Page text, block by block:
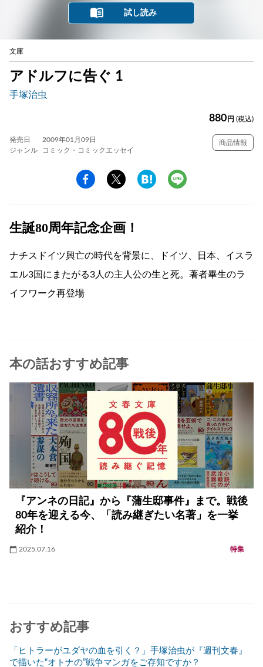
試し読み
文庫
アドルフに告ぐ 1
手塚治虫
880 円 (税込)
発売日
2009年01月09日
ジャンル
コミック・コミックエッセイ
商品情報
生誕80周年記念企画！
ナチスドイツ興亡の時代を背景に、ドイツ、日本、イスラ
エル3国にまたがる3人の主人公の生と死。著者畢生のラ
イフワーク再登場
本の話おすすめ記事
『アンネの日記』から『蒲生邸事件』まで。戦後
80年を迎える今、「読み継ぎたい名著」を一挙
紹介！
2025.07.16 特集
おすすめ記事
「ヒトラーがユダヤの血を引く？」手塚治虫が『週刊文春』
で描いた“オトナの”戦争マンガをご存知ですか？